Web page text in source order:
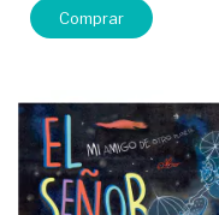
Comprar